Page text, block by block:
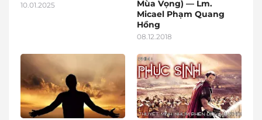
10.01.2025
Mùa Vọng) — Lm.
Micael Phạm Quang
Hồng
08.12.2018